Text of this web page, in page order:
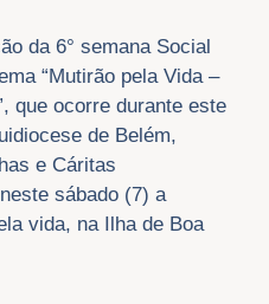
da 6° semana Social
“Mutirão pela Vida –
que ocorre durante este
de Belém,
e Cáritas
sábado (7) a
vida, na Ilha de Boa